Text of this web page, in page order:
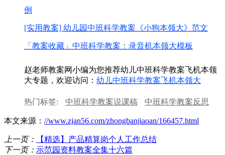
例
[实用教案] 幼儿园中班科学教案《小狗本领大》范文
「教案收藏」中班科学教案：录音机本领大模板
赵老师教案网小编为您推荐幼儿中班科学教案飞机本领
大专题，欢迎访问： 幼儿中班科学教案飞机本领大
热门标签: 中班科学教案说课稿
中班科学教案反思
教案教学反思
幼儿园的中班科学教案
本文来源： //www.zjan56.com/zhongbanjiaoan/166457.html
上一页：
【精选】产品精算岗个人工作总结
下一页： 示范园资料教案全集十六篇